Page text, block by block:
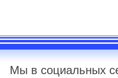
Мы в социальных